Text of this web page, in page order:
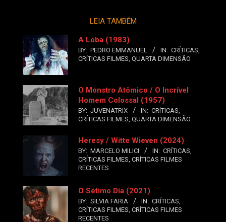
LEIA TAMBÉM
A Loba (1983)
BY: PEDRO EMMANUEL IN: CRÍTICAS
CRÍTICAS FILMES QUARTA DIMENSÃO
O Monstro Atômico / O Incrível
Homem Colossal (1957)
BY: JUVENATRIX IN: CRÍTICAS
CRÍTICAS FILMES QUARTA DIMENSÃO
Heresy / Witte Wieven (2024)
BY: MARCELO MILICI IN: CRÍTICAS
CRÍTICAS FILMES CRÍTICAS FILMES
RECENTES
O Sétimo Dia (2021)
BY: SILVIA FARIA IN: CRÍTICAS
CRÍTICAS FILMES CRÍTICAS FILMES
RECENTES